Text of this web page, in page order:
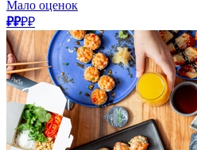
Мало оценок
₽₽₽₽